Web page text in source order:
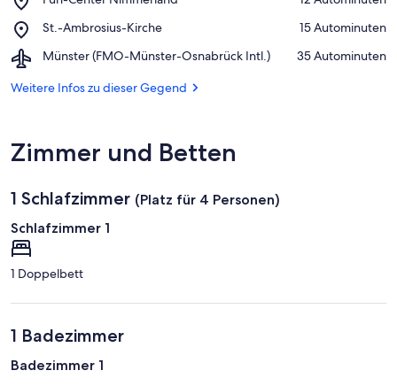
Center
St.-Ambrosius-Kirche
Place,
Ambrosius-
‪15 Autominuten‬
Münster (FMO-Münster-Osnabrück Intl.)
Airport,
(FMO-
‪35 Autominuten‬
Weitere Infos zu dieser Gegend
Zimmer und Betten
1 Schlafzimmer (Platz für 4 Personen)
Schlafzimmer 1
1 Doppelbett
1 Badezimmer
Badezimmer 1